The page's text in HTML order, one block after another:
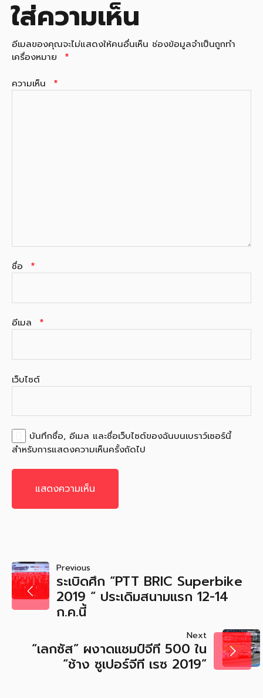
ใส่ความเห็น
อีเมลของคุณจะไม่แสดงให้คนอื่นเห็น ช่องข้อมูลจำเป็นถูกทำ
เครื่องหมาย
*
ความเห็น *
ชื่อ *
อีเมล *
เว็บไซต์
บันทึกชื่อ, อีเมล และชื่อเว็บไซต์ของฉันบนเบราว์เซอร์นี้
สำหรับการแสดงความเห็นครั้งถัดไป
แนะแนว
เรื่อง
Previous
ระเบิดศึก “PTT BRIC Superbike
2019 “ ประเดิมสนามแรก 12-14
ก.ค.นี้
Next
“เลกซัส” ผงาดแชมป์จีที 500 ใน
“ช้าง ซูเปอร์จีที เรซ 2019”